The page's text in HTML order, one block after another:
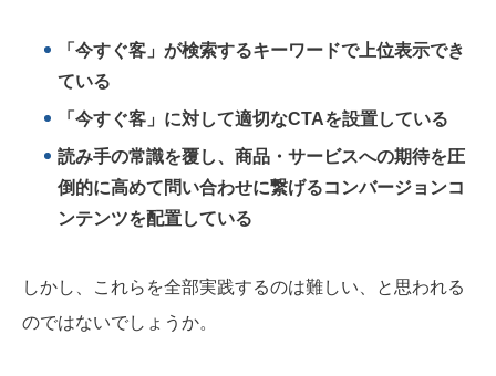
「今すぐ客」が検索するキーワードで上位表示でき
ている
「今すぐ客」に対して適切なCTAを設置している
読み手の常識を覆し、商品・サービスへの期待を圧
倒的に高めて問い合わせに繋げるコンバージョンコ
ンテンツを配置している
しかし、これらを全部実践するのは難しい、と思われる
のではないでしょうか。